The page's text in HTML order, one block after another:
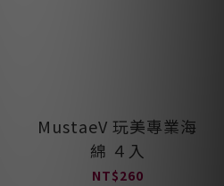
MustaeV 玩美專業海
綿 ４入
NT$260